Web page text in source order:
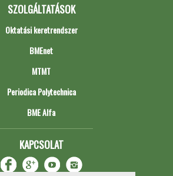
SZOLGÁLTATÁSOK
Oktatási keretrendszer
BMEnet
MTMT
Periodica Polytechnica
BME Alfa
KAPCSOLAT